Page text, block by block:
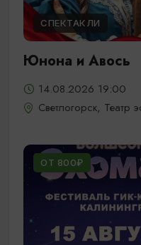
СПЕКТАКЛИ
Юнона и Авось
14.08.2026 19:00
Светлогорск, Театр
ОТ 800₽